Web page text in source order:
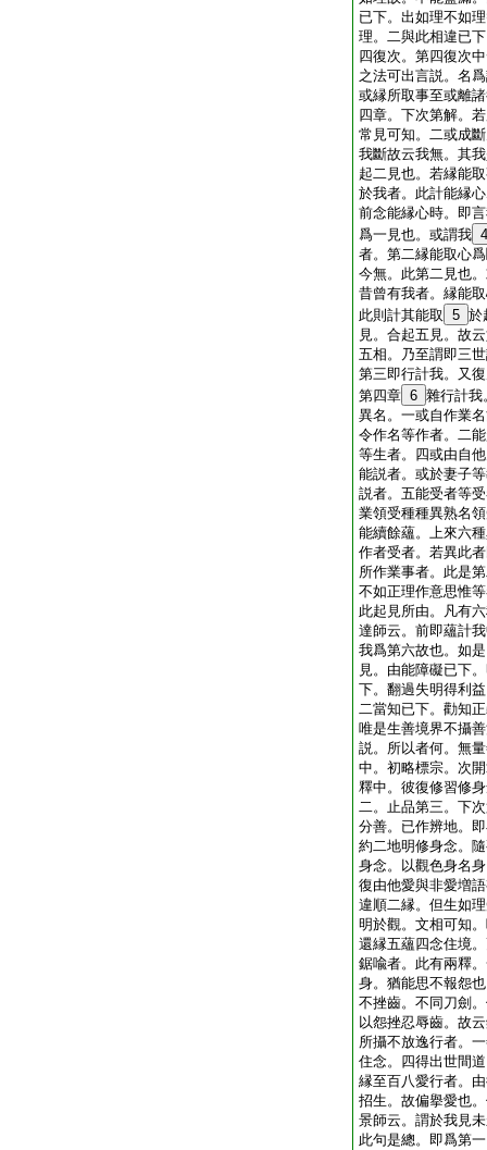
已下。出如理不如
理。二與此相違已
四復次。第四復次
之法可出言説。名
或縁所取事至或離
四章。下次第解。
常見可知。二或成
我斷故云我無。其
起二見也。若縁能
於我者。此計能縁
前念能縁心時。即
爲一見也。或謂我 4
者。第二縁能取心
今無。此第二見也
昔曾有我者。縁能
此則計其能取 5 於
見。合起五見。故
五相。乃至謂即三
第三即行計我。又
第四章 6 雜行計我
異名。一或自作業
令作名等作者。二
等生者。四或由自
能説者。或於妻子
説者。五能受者等
業領受種種異熟名
能續餘蘊。上來六
作者受者。若異此
所作業事者。此是
不如正理作意思惟
此起見所由。凡有
達師云。前即蘊計
我爲第六故也。如
見。由能障礙已下
下。翻過失明得利
二當知已下。勸知
唯是生善境界不攝
説。所以者何。無
中。初略標宗。次
釋中。彼復修習修
二。止品第三。下
分善。已作辨地。
約二地明修身念。
身念。以觀色身名
復由他愛與非愛増
違順二縁。但生如
明於觀。文相可知
還縁五蘊四念住境
鋸喩者。此有兩釋
身。猶能思不報怨
不挫齒。不同刀劍
以怨挫忍辱齒。故
所攝不放逸行者。
住念。四得出世間
縁至百八愛行者。
招生。故偏擧愛也
景師云。謂於我見
此句是總。即爲第